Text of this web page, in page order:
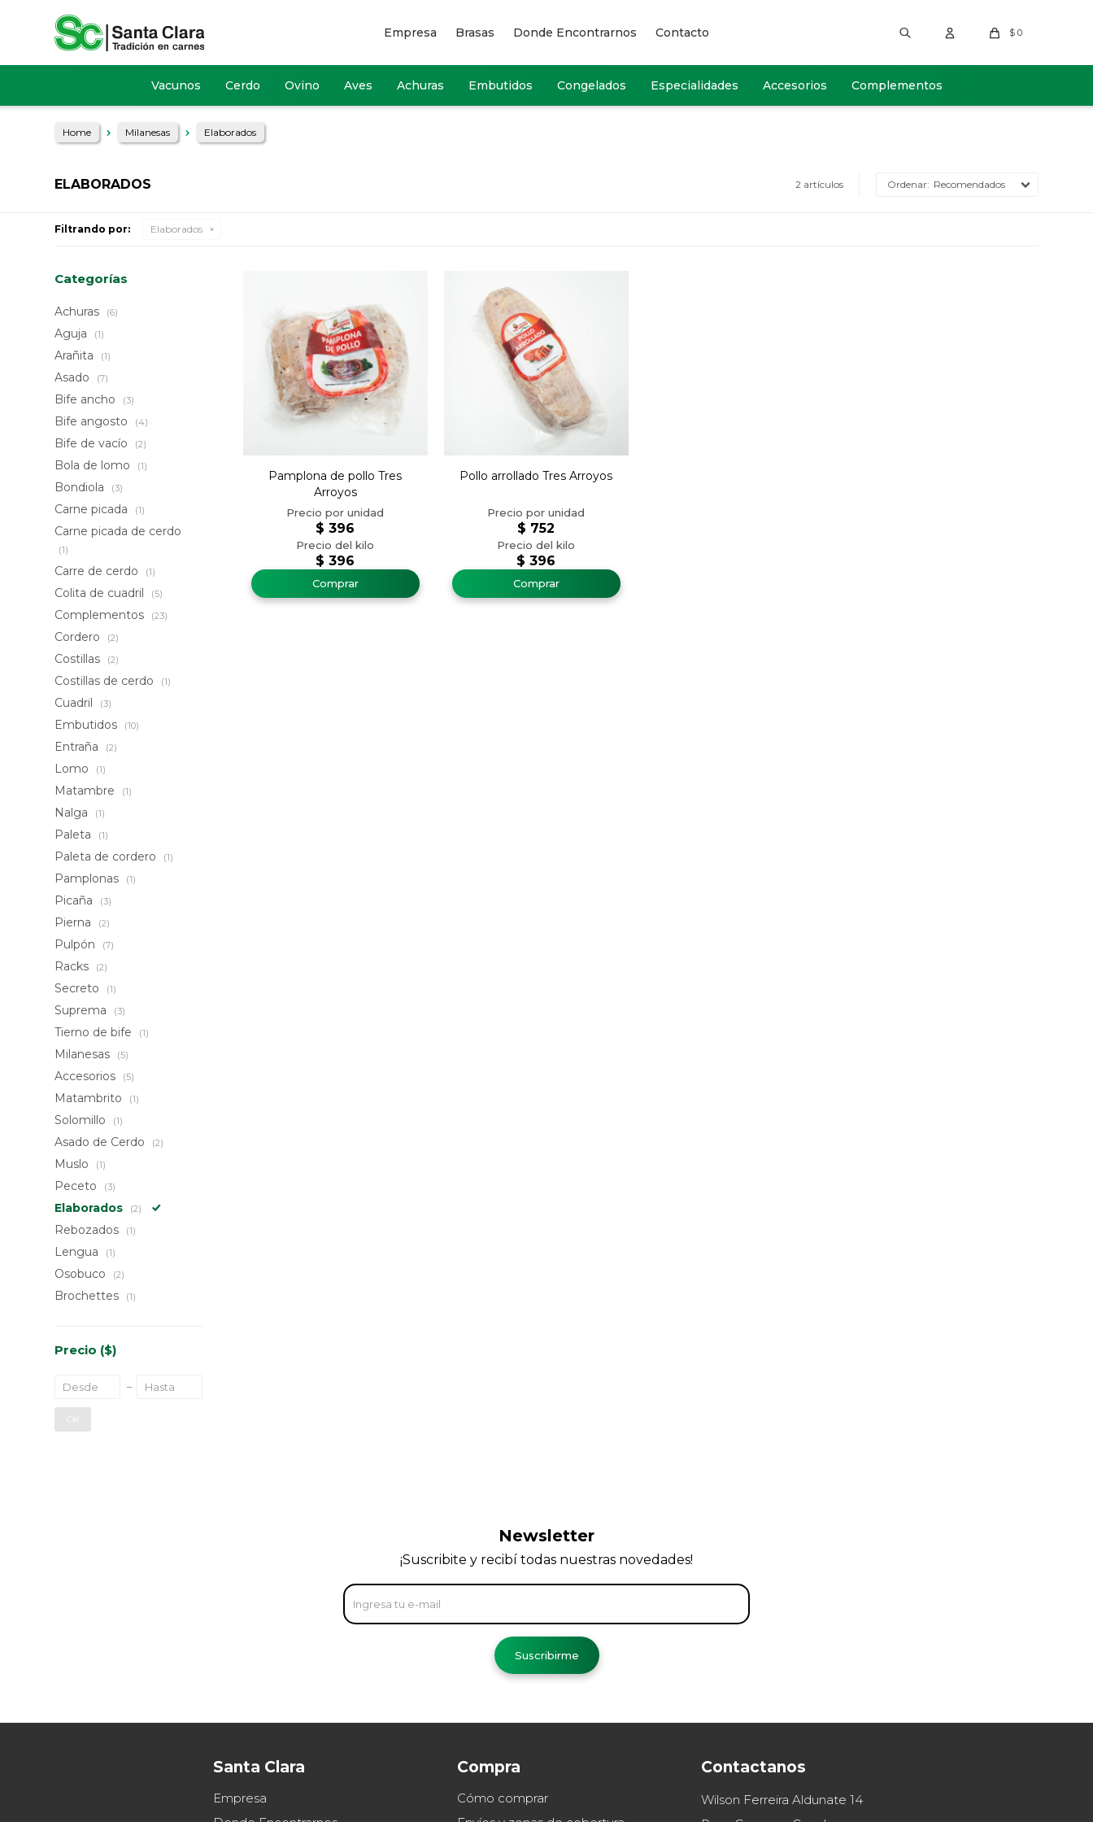
Vacunos Cerdo Ovino Aves Achuras Embutidos Congelados Especialidades Accesorios Complementos
$ 0
Empresa Brasas Donde Encontrarnos Contacto
Home Milanesas Elaborados
ELABORADOS 2 artículos Recomendados
Filtrando por: Elaborados
Pamplona de pollo Tres
Arroyos
$ 396
$ 396
Pollo arrollado Tres Arroyos
$ 396
$ 752
Categorías
Achuras (6)
Aguja (1)
Arañita (1)
Asado (7)
Bife ancho (3)
Bife angosto (4)
Bife de vacío (2)
Bola de lomo (1)
Bondiola (3)
Carne picada (1)
Carne picada de cerdo
(1)
Carre de cerdo (1)
Colita de cuadril (5)
Complementos (23)
Cordero (2)
Costillas (2)
Costillas de cerdo (1)
Cuadril (3)
Embutidos (10)
Entraña (2)
Lomo (1)
Matambre (1)
Nalga (1)
Paleta (1)
Paleta de cordero (1)
Pamplonas (1)
Picaña (3)
Pierna (2)
Pulpón (7)
Racks (2)
Secreto (1)
Suprema (3)
Tierno de bife (1)
Milanesas (5)
Accesorios (5)
Matambrito (1)
Solomillo (1)
Asado de Cerdo (2)
Muslo (1)
Peceto (3)
Elaborados (2)
Rebozados (1)
Lengua (1)
Osobuco (2)
Brochettes (1)
Precio ($)
OK
Santa Clara
Empresa
Compra
Cómo comprar
Contactanos
Wilson Ferreira Aldunate 14
Newsletter
¡Suscribite y recibí todas nuestras novedades!
Suscribirme